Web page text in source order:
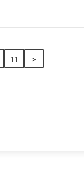
11 ＞